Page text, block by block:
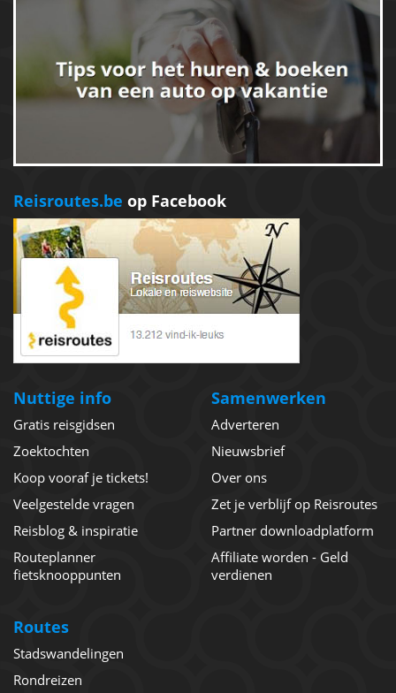
Reisroutes.be op Facebook
Nuttige info
Gratis reisgidsen
Zoektochten
Koop vooraf je tickets!
Veelgestelde vragen
Reisblog & inspiratie
Routeplanner
fietsknooppunten
Samenwerken
Adverteren
Nieuwsbrief
Over ons
Zet je verblijf op Reisroutes
Partner downloadplatform
Affiliate worden - Geld
verdienen
Routes
Stadswandelingen
Rondreizen